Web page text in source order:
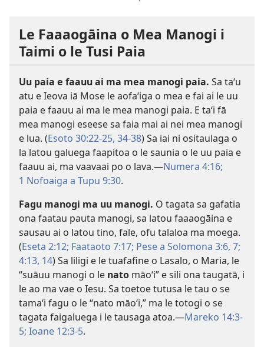
Le Faaaogāina o Mea Manogi i
Taimi o le Tusi Paia
Uu paia e faauu ai ma mea manogi paia. Sa taʻu
atu e Ieova iā Mose le aofaʻiga o mea e fai ai le uu
paia e faauu ai ma le mea manogi paia. E taʻi fā
mea manogi eseese sa faia mai ai nei mea manogi
e lua. (Esoto 30:22-25, 34-38) Sa iai ni ositaulaga o
la latou galuega faapitoa o le saunia o le uu paia e
faauu ai, ma vaavaai po o lava.​—Numera 4:16;
1 Nofoaiga a Tupu 9:30.
Fagu manogi ma uu manogi. O tagata sa gafatia
ona faatau pauta manogi, sa latou faaaogāina e
sausau ai o latou tino, fale, ofu talaloa ma moega.
(Eseta 2:12; Faataoto 7:17; Pese a Solomona 3:6, 7;
4:13, 14) Sa liligi e le tuafafine o Lasalo, o Maria, le
“suāuu manogi o le nato māoʻi” e sili ona taugatā, i
le ao ma vae o Iesu. Sa toetoe tutusa le tau o se
tamaʻi fagu o le “nato māoʻi,” ma le totogi o se
tagata faigaluega i le tausaga atoa.​—Mareko 14:3-
5; Ioane 12:3-5.